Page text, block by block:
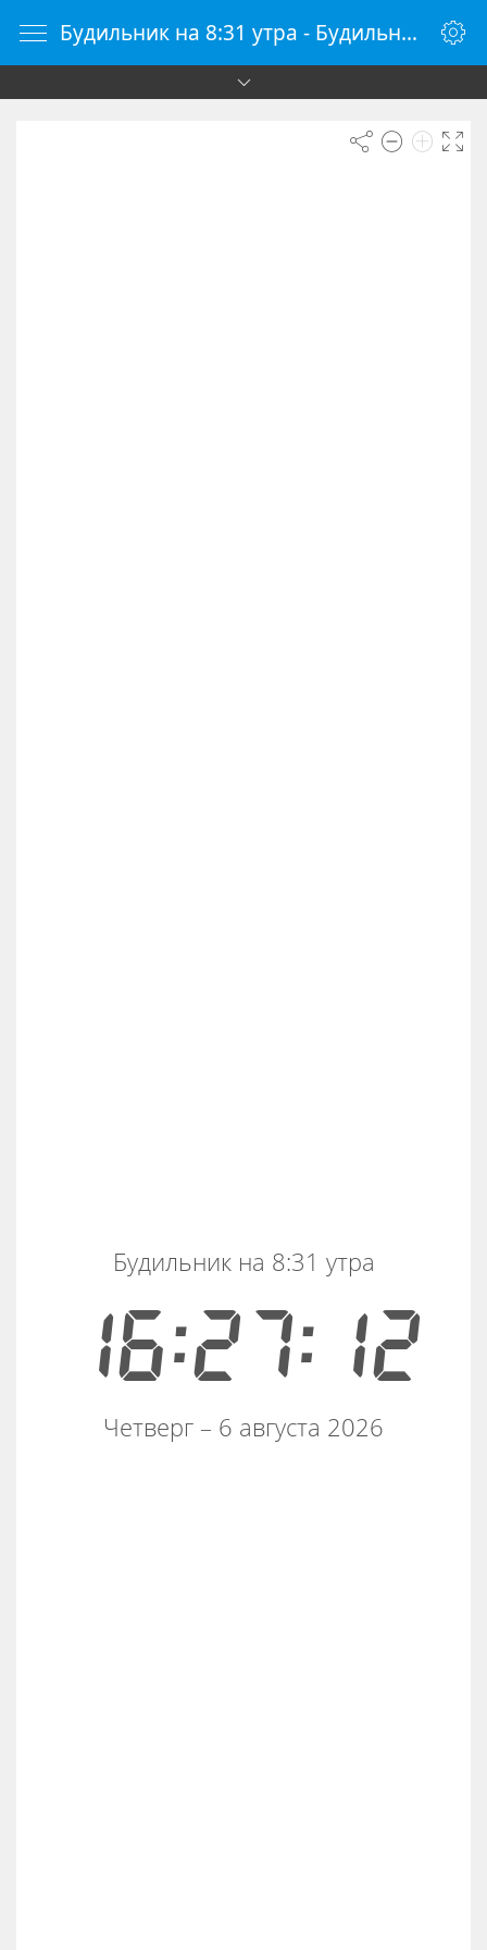
Будильник на 8:31 утра - Будильник онлайн - Будилки.ру
16:27:12
Будильник на 8:31 утра
Четверг – 6 августа 2026